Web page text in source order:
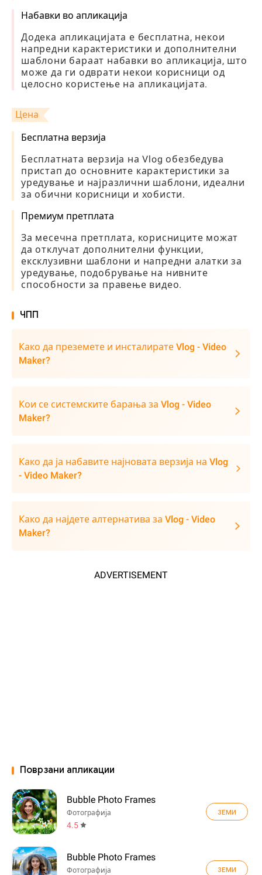
Набавки во апликација
Додека апликацијата е бесплатна, некои
напредни карактеристики и дополнителни
шаблони бараат набавки во апликација, што
може да ги одврати некои корисници од
целосно користење на апликацијата.
Цена
Бесплатна верзија
Бесплатната верзија на Vlog обезбедува
пристап до основните карактеристики за
уредување и најразлични шаблони, идеални
за обични корисници и хобисти.
Премиум претплата
За месечна претплата, корисниците можат
да отклучат дополнителни функции,
ексклузивни шаблони и напредни алатки за
уредување, подобрување на нивните
способности за правење видео.
ЧПП
Како да преземете и инсталирате Vlog - Video
Maker?
Кои се системските барања за Vlog - Video
Maker?
Како да ја набавите најновата верзија на Vlog
- Video Maker?
Како да најдете алтернатива за Vlog - Video
Maker?
ADVERTISEMENT
Поврзани апликации
Bubble Photo Frames
Фотографија
4.5
ЗЕМИ
Bubble Photo Frames
Фотографија ЗЕМИ